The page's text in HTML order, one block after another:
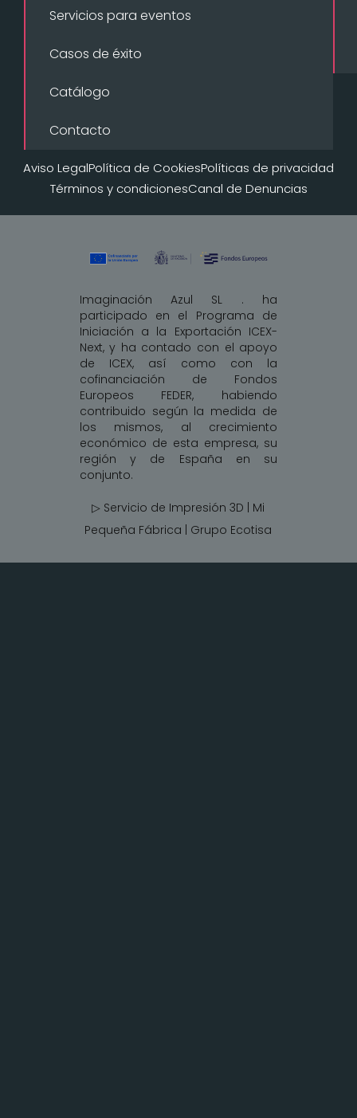
Servicios para eventos
Casos de éxito
Catálogo
Contacto
Aviso LegalPolítica de CookiesPolíticas de privacidad
Términos y condicionesCanal de Denuncias
Imaginación Azul SL . ha
participado en el Programa de
Iniciación a la Exportación ICEX-
Next, y ha contado con el apoyo
de ICEX, así como con la
cofinanciación de Fondos
Europeos FEDER, habiendo
contribuido según la medida de
los mismos, al crecimiento
económico de esta empresa, su
región y de España en su
conjunto.
▷ Servicio de Impresión 3D | Mi
Pequeña Fábrica | Grupo Ecotisa